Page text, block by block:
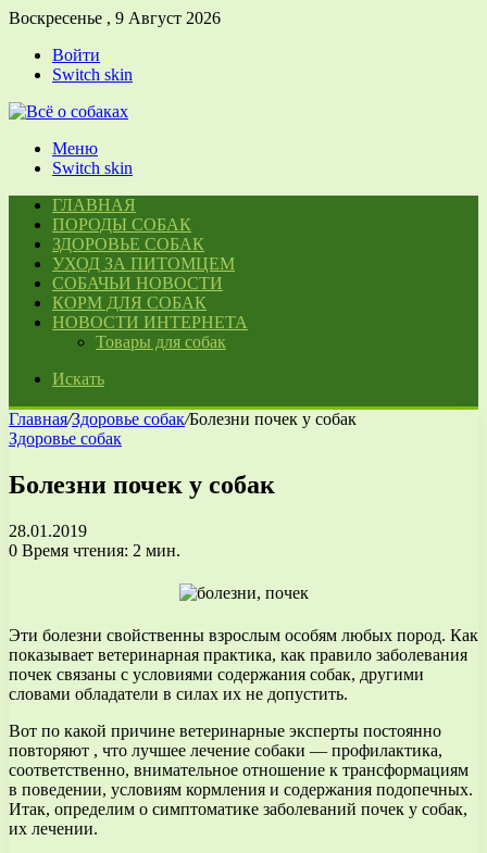
Воскресенье , 9 Август 2026
Войти
Switch skin
Меню
Switch skin
ГЛАВНАЯ
ПОРОДЫ СОБАК
ЗДОРОВЬЕ СОБАК
УХОД ЗА ПИТОМЦЕМ
СОБАЧЬИ НОВОСТИ
КОРМ ДЛЯ СОБАК
НОВОСТИ ИНТЕРНЕТА
Товары для собак
Искать
Главная/Здоровье собак/Болезни почек у собак
Здоровье собак
Болезни почек у собак
28.01.2019
0 Время чтения: 2 мин.
Эти болезни свойственны взрослым особям любых пород. Как
показывает ветеринарная практика, как правило заболевания
почек связаны с условиями содержания собак, другими
словами обладатели в силах их не допустить.
Вот по какой причине ветеринарные эксперты постоянно
повторяют , что лучшее лечение собаки — профилактика,
соответственно, внимательное отношение к трансформациям
в поведении, условиям кормления и содержания подопечных.
Итак, определим о симптоматике заболеваний почек у собак,
их лечении.